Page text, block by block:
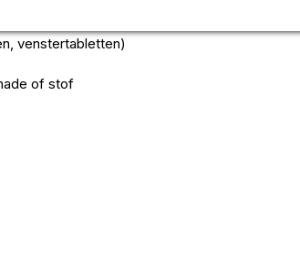
venstertabletten)
of stof